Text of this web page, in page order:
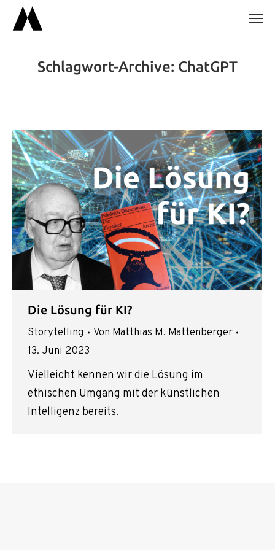
Schlagwort-Archive: ChatGPT
Die Lösung für KI?
Storytelling Von Matthias M. Mattenberger
13. Juni 2023
Vielleicht kennen wir die Lösung im
ethischen Umgang mit der künstlichen
Intelligenz bereits.